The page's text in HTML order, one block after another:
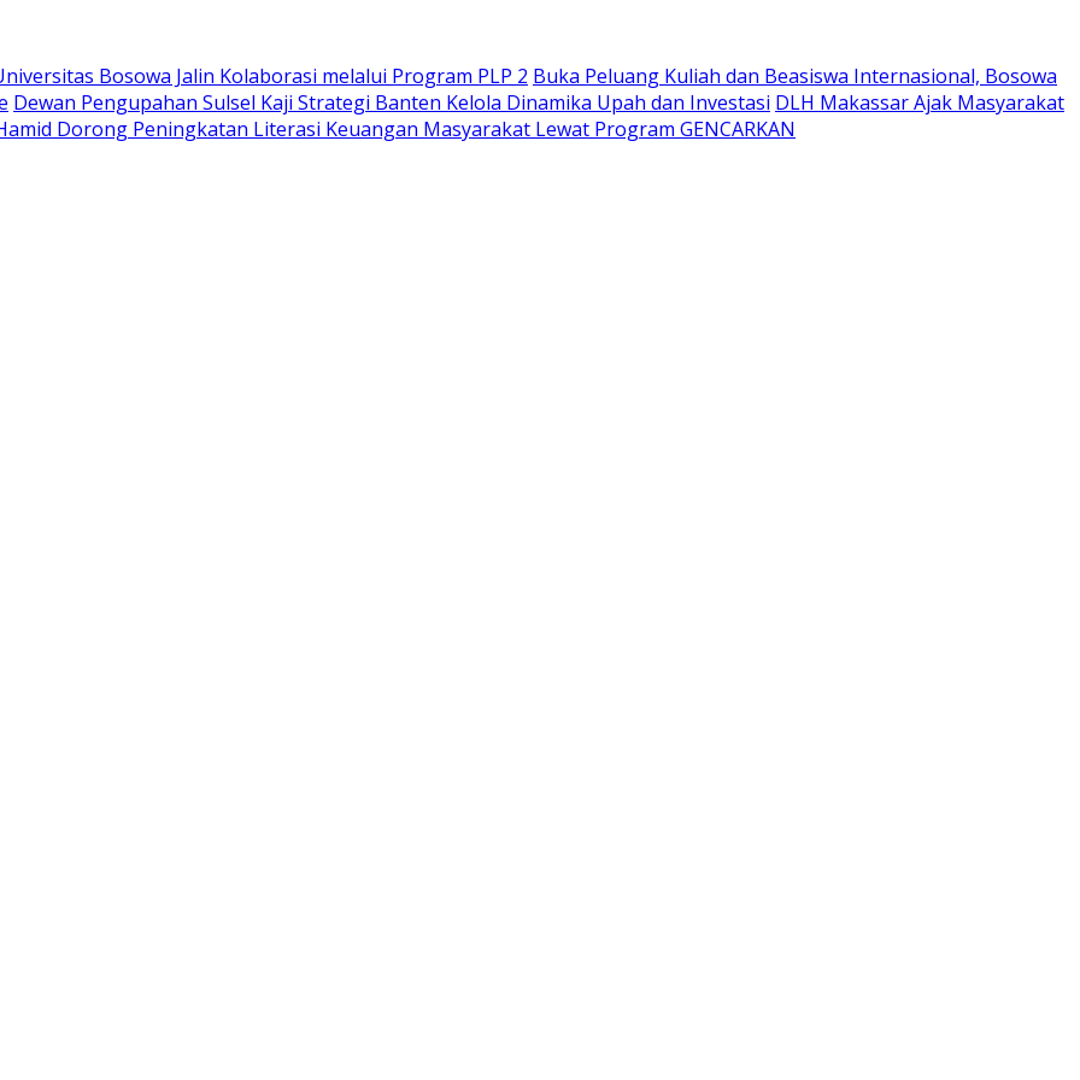
Bosowa Jalin Kolaborasi melalui Program PLP 2 Buka Peluang Kuliah dan Beasiswa Internasional, Bosowa
Dewan Pengupahan Sulsel Kaji Strategi Banten Kelola Dinamika Upah dan Investasi DLH Makassar Ajak Masyarakat
Dorong Peningkatan Literasi Keuangan Masyarakat Lewat Program GENCARKAN